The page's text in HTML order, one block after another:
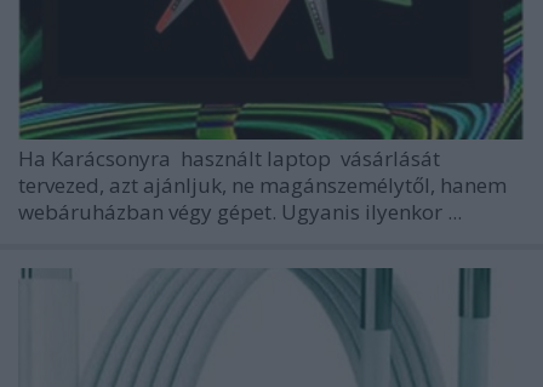
Ha Karácsonyra használt laptop vásárlását
tervezed, azt ajánljuk, ne magánszemélytől, hanem
webáruházban végy gépet. Ugyanis ilyenkor ...